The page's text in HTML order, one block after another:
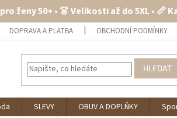
ženy 50+ • 👗 Velikosti až do 5XL • 📏
DOPRAVA A PLATBA OBCHODNÍ PODMÍNKY
HLEDAT
SLEVY OBUV A DOPLŇKY